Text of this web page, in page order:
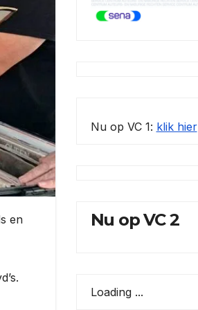
en
Nu op VC 1: klik hier
Nu op VC 2
Loading ...